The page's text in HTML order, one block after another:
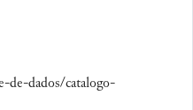
dados/catalogo-